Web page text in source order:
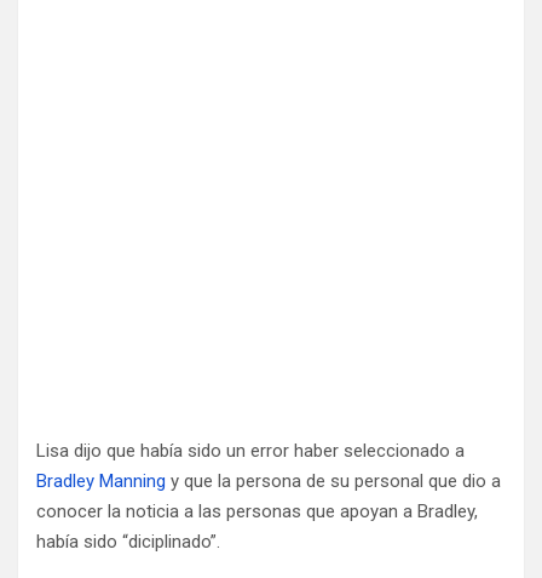
Lisa dijo que había sido un error haber seleccionado a
Bradley Manning y que la persona de su personal que dio a
conocer la noticia a las personas que apoyan a Bradley,
había sido “diciplinado”.